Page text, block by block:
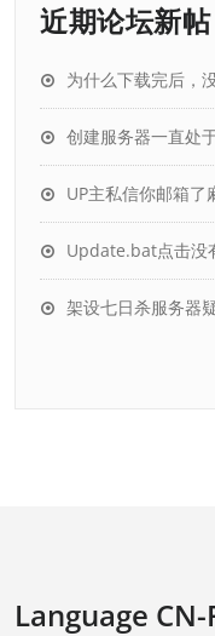
近期论坛新帖
为什么下载完后，
创建服务器一直处
UP主私信你邮箱了
Update.bat点击没
架设七日杀服务器
Language CN-